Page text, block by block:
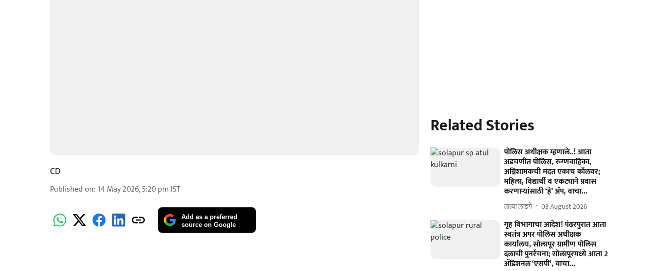
CD
Published on: 14 May 2026, 5:20 pm IST
Add as a preferred
source on Google
Related Stories
पोलिस अधीक्षक म्हणाले..! आता
अडचणीत पोलिस, रुग्णवाहिका,
अग्निशामकची मदत एकाच कॉलवर;
महिला, विद्यार्थी व एकट्याने प्रवास
करणाऱ्यांसाठी ‘हे’ ॲप, वाचा...
तात्या लांडगे 03 August 2026
गृह विभागाचा आदेश! पंढरपुरात आता
स्वतंत्र अपर पोलिस अधीक्षक
कार्यालय, सोलापूर ग्रामीण पोलिस
दलाची पुनर्रचना; सोलापूरमध्ये आता 2
ॲडिशनल ‘एसपी’, वाचा...